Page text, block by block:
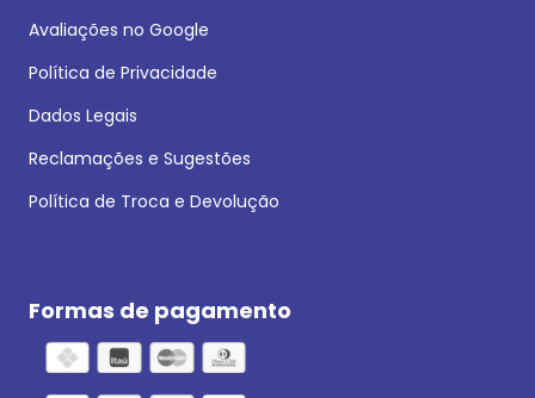
Avaliações no Google
Política de Privacidade
Dados Legais
Reclamações e Sugestões
Política de Troca e Devolução
Formas de pagamento